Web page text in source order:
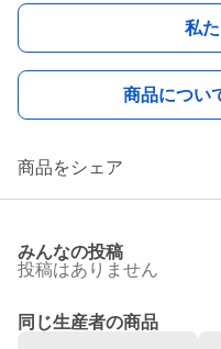
私
商品につい
商品をシェア
みんなの投稿
投稿はありません
同じ生産者の商品